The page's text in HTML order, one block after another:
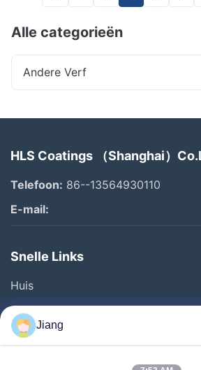
Alle categorieën
Andere Verf
HLS Coatings （Shanghai）
Telefoon: 86--13564930110
E-mail:
Snelle Links
Huis
Producten
Video's
Jiang